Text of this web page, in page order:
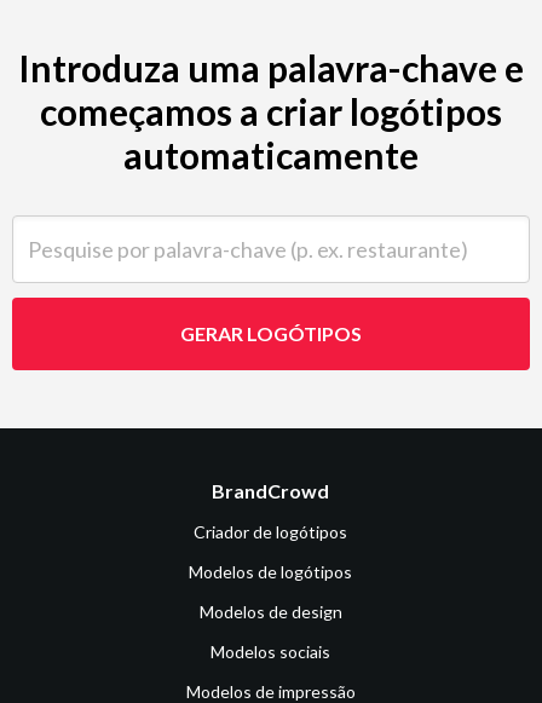
Introduza uma palavra-chave e
começamos a criar logótipos
automaticamente
GERAR LOGÓTIPOS
BrandCrowd
Criador de logótipos
Modelos de logótipos
Modelos de design
Modelos sociais
Modelos de impressão